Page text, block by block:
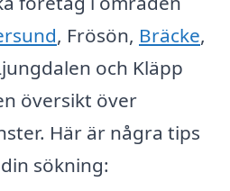
, Frösön, Bräcke,
och Kläpp
översikt över
Här är några tips
sökning: